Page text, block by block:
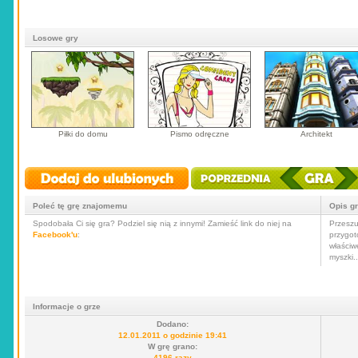
Losowe gry
Piłki do domu Pismo odręczne Architekt
Poleć tę grę znajomemu
Spodobała Ci się gra? Podziel się nią z innymi! Zamieść link do niej na
Facebook'u:
Opis
Informacje o grze
Dodano:
12.01.2011 o godzinie 19:41
W grę grano: